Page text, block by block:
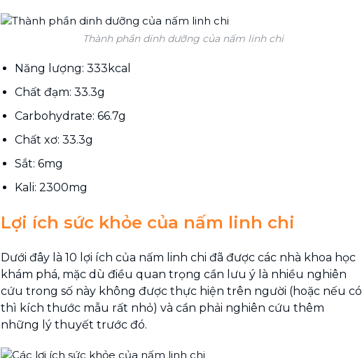
Thành phần dinh dưỡng của nấm linh chi
Năng lượng: 333kcal
Chất đạm: 33.3g
Carbohydrate: 66.7g
Chất xơ: 33.3g
Sắt: 6mg
Kali: 2300mg
Lợi ích sức khỏe của nấm linh chi
Dưới đây là 10 lợi ích của nấm linh chi đã được các nhà khoa học
khám phá, mặc dù điều quan trọng cần lưu ý là nhiều nghiên
cứu trong số này không được thực hiện trên người (hoặc nếu có
thì kích thước mẫu rất nhỏ) và cần phải nghiên cứu thêm
những lý thuyết trước đó.